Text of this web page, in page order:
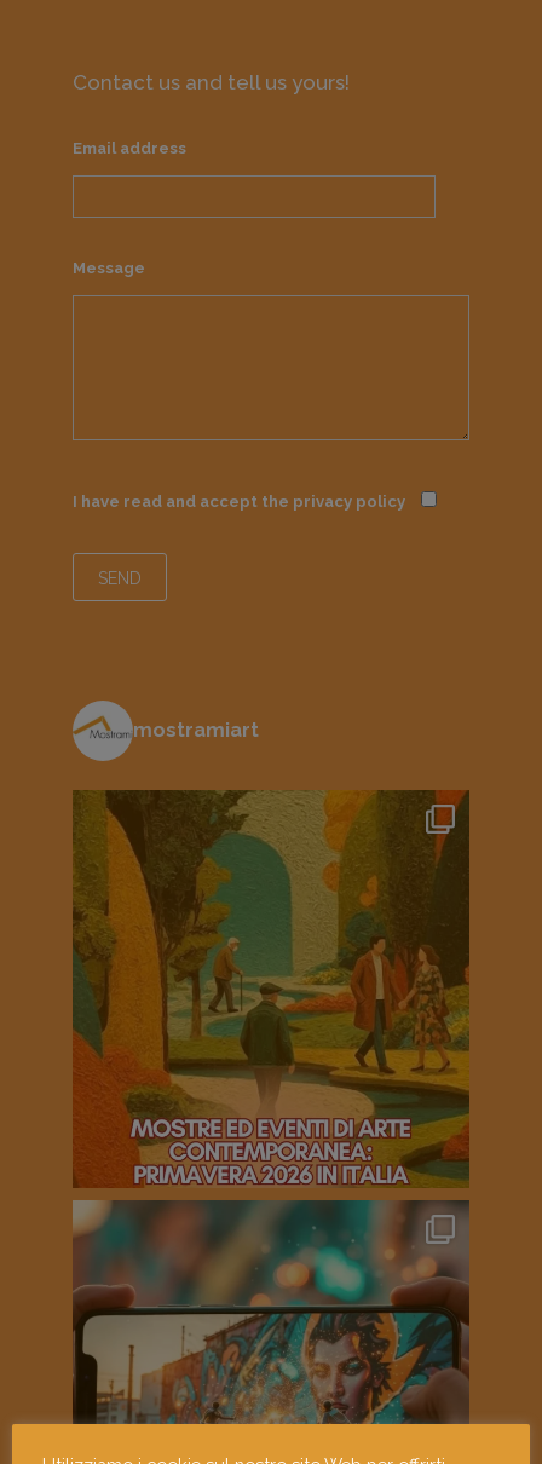
Contact us and tell us yours!
Email address
Message
I have read and accept the privacy policy
mostramiart